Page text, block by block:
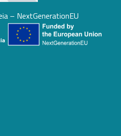
– NextGenerationEU